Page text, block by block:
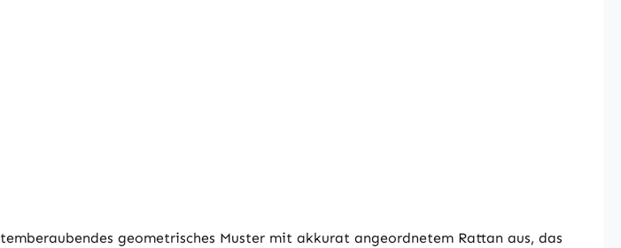
geometrisches Muster mit akkurat angeordnetem Rattan aus, das